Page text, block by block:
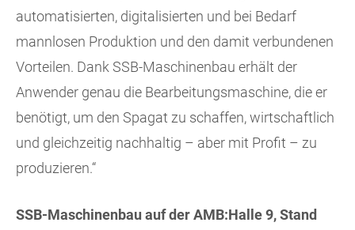
automatisierten, digitalisierten und bei Bedarf
mannlosen Produktion und den damit verbundenen
Vorteilen. Dank SSB-Maschinenbau erhält der
Anwender genau die Bearbeitungsmaschine, die er
benötigt, um den Spagat zu schaffen, wirtschaftlich
und gleichzeitig nachhaltig – aber mit Profit – zu
produzieren.“
SSB-Maschinenbau auf der AMB:Halle 9, Stand